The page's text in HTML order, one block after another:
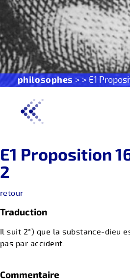
philosophes > > E1
E1 Proposition
2
retour
Traduction
Il suit 2°) que la substance-dieu
pas par accident.
Commentaire